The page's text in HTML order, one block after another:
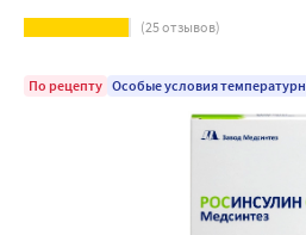
(25отзывов)
По рецепту Особые условия